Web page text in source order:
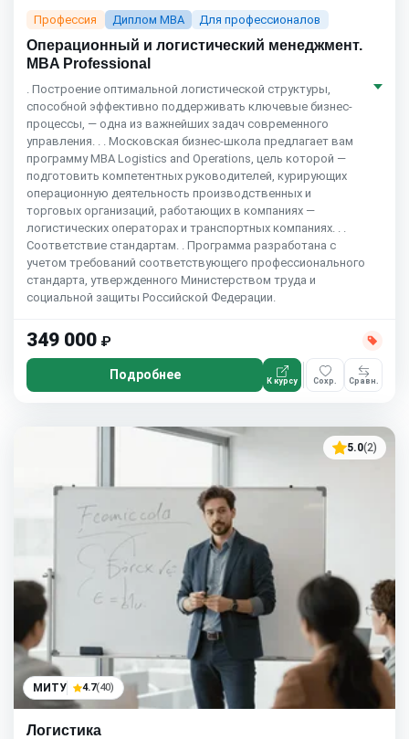
Профессия Диплом MBA Для профессионалов
Операционный и логистический менеджмент.
MBA Professional
. Построение оптимальной логистической структуры,
способной эффективно поддерживать ключевые бизнес-
процессы, — одна из важнейших задач современного
управления. . . Московская бизнес-школа предлагает вам
программу MBA Logistics and Operations, цель которой —
подготовить компетентных руководителей, курирующих
операционную деятельность производственных и
торговых организаций, работающих в компаниях —
логистических операторах и транспортных компаниях. . .
Соответствие стандартам. . Программа разработана с
учетом требований соответствующего профессионального
стандарта, утвержденного Министерством труда и
социальной защиты Российской Федерации.
349 000 ₽
Подробнее К курсу Сохр. Сравн.
5.0(2)
МИТУ 4.7(40)
Логистика